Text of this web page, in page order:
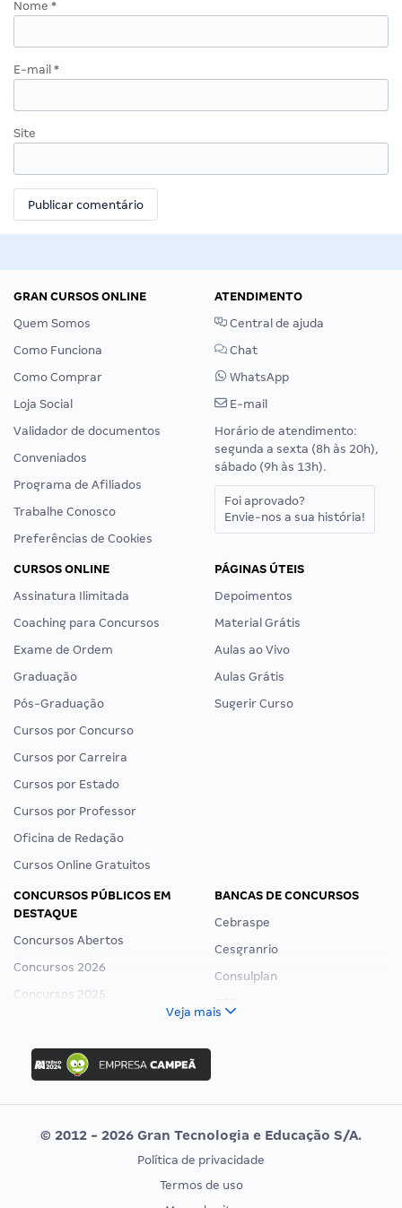
Nome *
E-mail *
Site
GRAN CURSOS ONLINE
Quem Somos
Como Funciona
Como Comprar
Loja Social
Validador de documentos
Conveniados
Programa de Afiliados
Trabalhe Conosco
Preferências de Cookies
ATENDIMENTO
Central de ajuda
Chat
WhatsApp
E-mail
Horário de atendimento:
segunda a sexta (8h às 20h),
sábado (9h às 13h).
Foi aprovado?
Envie-nos a sua história!
CURSOS ONLINE
Assinatura Ilimitada
Coaching para Concursos
Exame de Ordem
Graduação
Pós-Graduação
Cursos por Concurso
Cursos por Carreira
Cursos por Estado
Cursos por Professor
Oficina de Redação
Cursos Online Gratuitos
PÁGINAS ÚTEIS
Depoimentos
Material Grátis
Aulas ao Vivo
Aulas Grátis
Sugerir Curso
CONCURSOS PÚBLICOS EM
DESTAQUE
Concursos Abertos
Concursos 2026
Concursos 2025
Concurso Nacional Unificado
Concurso Ibama
Concurso MPU
Editais publicados
BANCAS DE CONCURSOS
Cebraspe
Cesgranrio
Consulplan
Vunesp
CONCURSOS POR PROFISSÃO
EXAME DE ORDEM
Veja mais
© 2012 - 2026 Gran Tecnologia e Educação S/A.
Política de privacidade
Termos de uso